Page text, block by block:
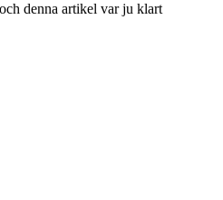
denna artikel var ju klart